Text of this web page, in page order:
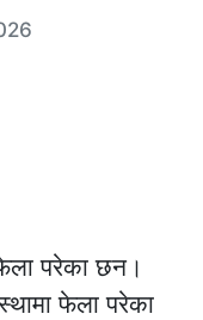
परेका छन।
फेला परेका